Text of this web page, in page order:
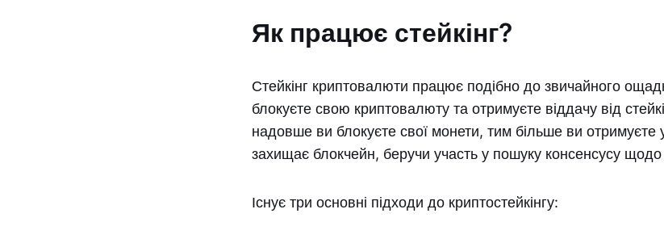
Як працює стейкінг?
Стейкінг криптовалюти працює подібно до звичайного
блокуєте свою криптовалюту та отримуєте віддачу від
надовше ви блокуєте свої монети, тим більше ви отримуєте
захищає блокчейн, беручи участь у пошуку консенсусу щодо
Існує три основні підходи до криптостейкінгу: